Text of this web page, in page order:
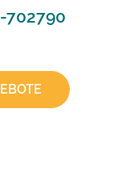
702790